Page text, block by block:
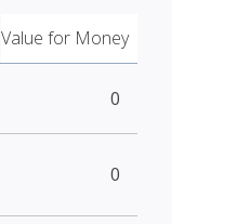
Value for Money
0
0